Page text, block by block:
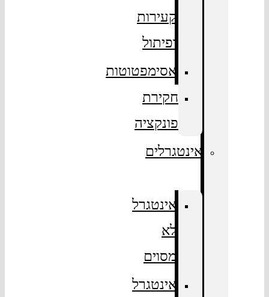
קעירות
ופיתול
אסימפטוטות
חקירת
פונקציה
אינטגרלים
אינטגרל
מסוים
אינטגרל